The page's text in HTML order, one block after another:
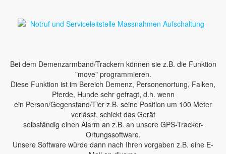
Bei dem Demenzarmband/Trackern können sie z.B. die Funktion
"move" programmieren.
Diese Funktion ist im Bereich Demenz, Personenortung, Falken,
Pferde, Hunde sehr gefragt, d.h. wenn
ein Person/Gegenstand/Tier z.B. seine Position um 100 Meter
verlässt, schickt das Gerät
selbständig einen Alarm an z.B. an unsere GPS-Tracker-
Ortungssoftware.
Unsere Software würde dann nach Ihren vorgaben z.B. eine E-